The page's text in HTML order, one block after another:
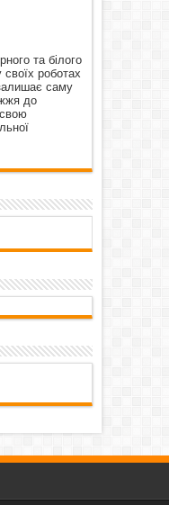
та білого
роботах
саму
до